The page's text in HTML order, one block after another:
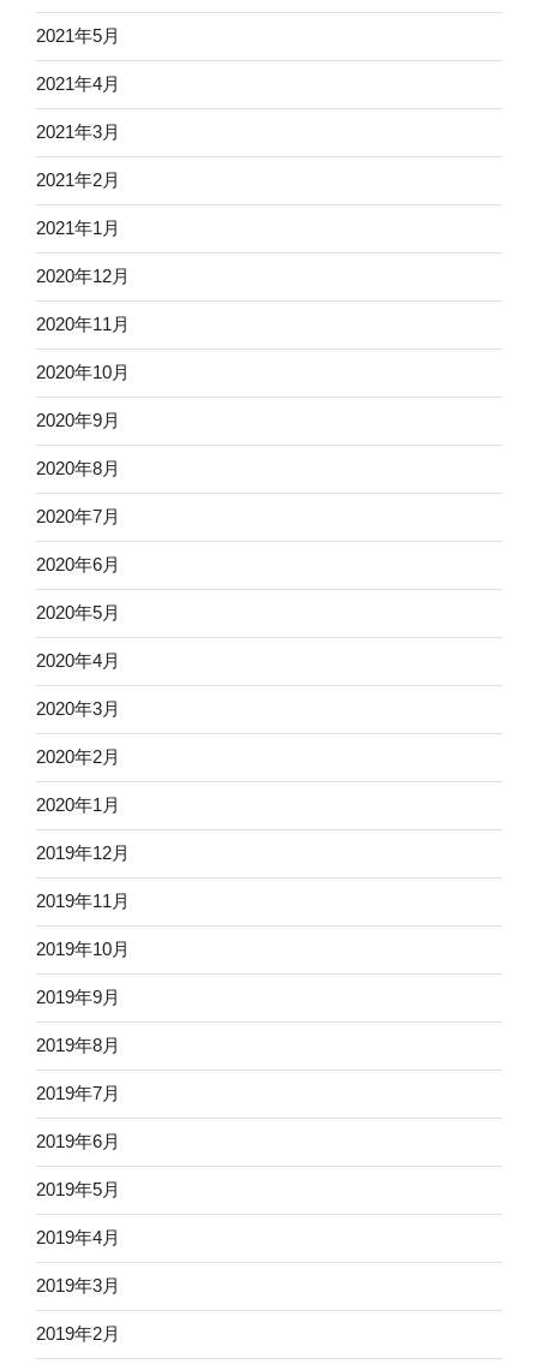
2021年5月
2021年4月
2021年3月
2021年2月
2021年1月
2020年12月
2020年11月
2020年10月
2020年9月
2020年8月
2020年7月
2020年6月
2020年5月
2020年4月
2020年3月
2020年2月
2020年1月
2019年12月
2019年11月
2019年10月
2019年9月
2019年8月
2019年7月
2019年6月
2019年5月
2019年4月
2019年3月
2019年2月